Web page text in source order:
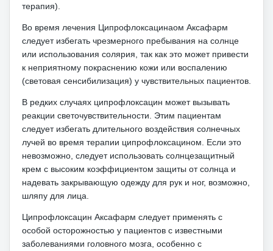
терапия).
Во время лечения Ципрофлоксацинаом Аксафарм
следует избегать чрезмерного пребывания на солнце
или использования солярия, так как это может привести
к неприятному покраснению кожи или воспалению
(световая сенсибилизация) у чувствительных пациентов.
В редких случаях ципрофлоксацин может вызывать
реакции светочувствительности. Этим пациентам
следует избегать длительного воздействия солнечных
лучей во время терапии ципрофлоксацином. Если это
невозможно, следует использовать солнцезащитный
крем с высоким коэффициентом защиты от солнца и
надевать закрывающую одежду для рук и ног, возможно,
шляпу для лица.
Ципрофлоксацин Аксафарм следует применять с
особой осторожностью у пациентов с известными
заболеваниями головного мозга, особенно с